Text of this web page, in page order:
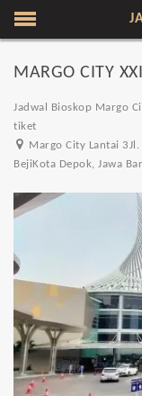
MARGO CITY XXI
Jadwal Bioskop Margo
tiket
Margo City Lantai
BejiKota Depok, Jawa